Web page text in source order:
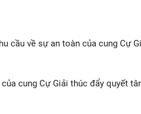
cầu về sự an toàn của cung Cự
cung Cự Giải thúc đẩy quyết